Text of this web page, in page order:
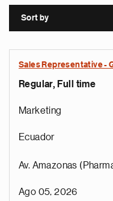
Sort by
Sales Representative -
Regular, Full time
Marketing
Ecuador
Av. Amazonas
Ago 05, 2026